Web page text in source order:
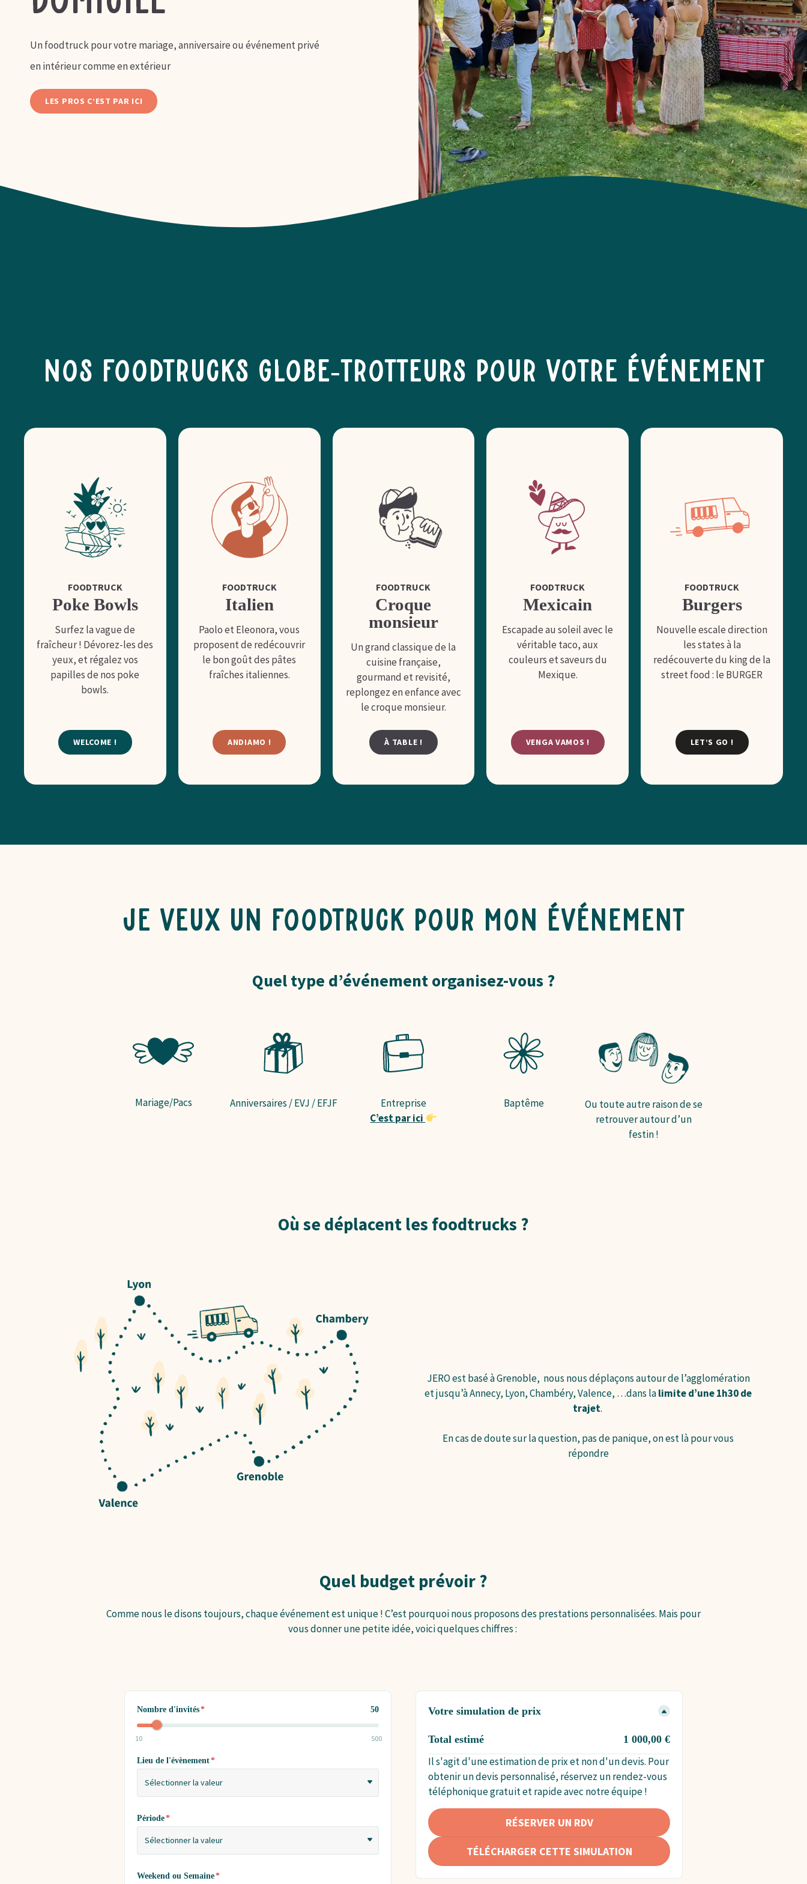
Un foodtruck pour votre mariage, anniversaire ou événement privé
en intérieur comme en extérieur
LES PROS C’EST PAR ICI
Nos foodtrucks globe-trotteurs pour votre événement
FOODTRUCK
Poke Bowls
Surfez la vague de
fraîcheur ! Dévorez-les des
yeux, et régalez vos
papilles de nos poke
bowls.
WELCOME !
FOODTRUCK
Italien
Paolo et Eleonora, vous
proposent de redécouvrir
le bon goût des pâtes
fraîches italiennes.
ANDIAMO !
FOODTRUCK
Croque
monsieur
Un grand classique de la
cuisine française,
gourmand et revisité,
replongez en enfance avec
le croque monsieur.
À TABLE !
FOODTRUCK
Mexicain
Escapade au soleil avec le
véritable taco, aux
couleurs et saveurs du
Mexique.
VENGA VAMOS !
FOODTRUCK
Burgers
Nouvelle escale direction
les states à la
redécouverte du king de la
street food : le BURGER
LET’S GO !
Je veux un foodtruck pour mon événement
Quel type d’événement organisez-vous ?
Mariage/Pacs Anniversaires / EVJ / EFJF
Entreprise
C’est par ici
Baptême
Ou toute autre raison de se
retrouver autour d’un
festin !
Où se déplacent les foodtrucks ?
JERO est basé à Grenoble, nous nous déplaçons autour de l’agglomération
et jusqu’à Annecy, Lyon, Chambéry, Valence, …dans lalimite d’une 1h30 de
trajet.
En cas de doute sur la question, pas de panique, on est là pour vous
répondre
Quel budget prévoir ?
Comme nous le disons toujours, chaque événement est unique ! C’est pourquoi nous proposons des prestations personnalisées. Mais pour
vous donner une petite idée, voici quelques chiffres :
Nombre d'invités* 50
10 500
Lieu de l'évènement*
Sélectionner la valeur
Période*
Sélectionner la valeur
Weekend ou Semaine*
Votre simulation de prix
Nom Total
Nombre D'invités 50
Total estimé 1 000,00 €
Il s'agit d'une estimation de prix et non d'un devis. Pour
obtenir un devis personnalisé, réservez un rendez-vous
téléphonique gratuit et rapide avec notre équipe !
RÉSERVER UN RDV
TÉLÉCHARGER CETTE SIMULATION